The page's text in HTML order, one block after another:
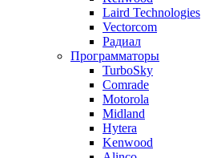
Laird Technologies
Vectorcom
Радиал
Программаторы
TurboSky
Comrade
Motorola
Midland
Hytera
Kenwood